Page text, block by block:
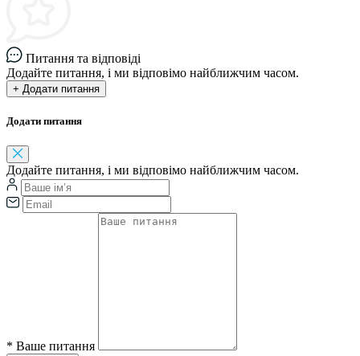
Питання та відповіді
Додайте питання, і ми відповімо найближчим часом.
+ Додати питання
Додати питання
Додайте питання, і ми відповімо найближчим часом.
* Ваше питання